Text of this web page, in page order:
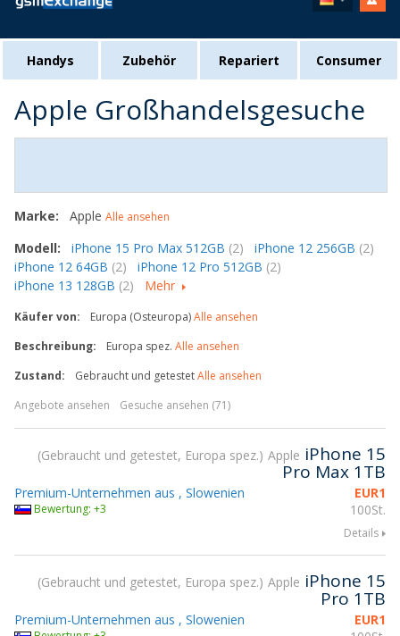
Handys Zubehör Repariert Consumer
Apple Großhandelsgesuche
Marke: Apple Alle ansehen
Modell: iPhone 15 Pro Max 512GB (2) iPhone 12 256GB (2)
iPhone 12 64GB (2) iPhone 12 Pro 512GB (2)
iPhone 13 128GB (2) Mehr
Käufer von: Europa (Osteuropa)Alle ansehen
Beschreibung:
Europa spez. Alle ansehen
Zustand:
Gebraucht und getestetAlle ansehen
Angebote ansehen
Gesuche ansehen (71)
Gebraucht und getestet, Europa spez. Apple iPhone 15
Pro Max 1TB
EUR1
100St.
Premium-Unternehmen aus , Slowenien
Bewertung: +3
Details
Gebraucht und getestet, Europa spez. Apple iPhone 15
Pro 1TB
EUR1
Premium-Unternehmen aus , Slowenien